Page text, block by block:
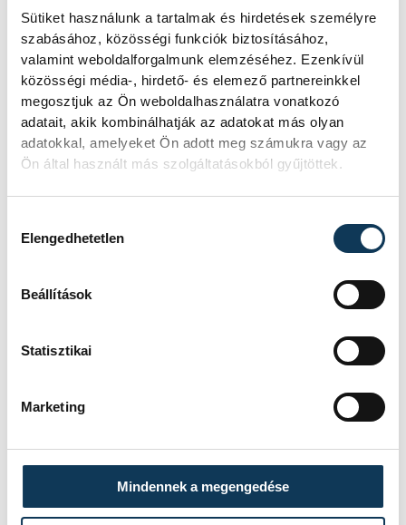
Sütiket használunk a tartalmak és hirdetések személyre
szabásához, közösségi funkciók biztosításához,
valamint weboldalforgalmunk elemzéséhez. Ezenkívül
közösségi média-, hirdető- és elemező partnereinkkel
megosztjuk az Ön weboldalhasználatra vonatkozó
adatait, akik kombinálhatják az adatokat más olyan
adatokkal, amelyeket Ön adott meg számukra vagy az
Ön által használt más szolgáltatásokból gyűjtöttek.
Elengedhetetlen
Beállítások
Statisztikai
Marketing
Mindennek a megengedése
helyszíni beszerelésig. A
korszerű géppark és a gondos
kézi munkaerő
együttműködésével, egy
helyszínen történik a
forgácsolás, a kárpitozás, az
összeszerelés és a
felületkezelés is. Közel 150 főt
foglalkoztatnak.
támogatást kap a Valeo-Siemens
597 millió forint értékben fektet be, amihez
287 millió forintot meghaladó állami
segítséget kap.